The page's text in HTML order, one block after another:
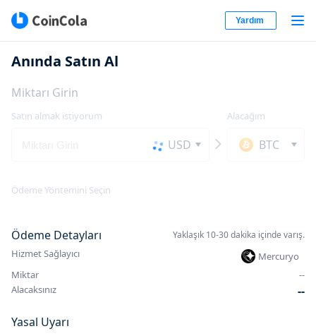
Yardım
Anında Satın Al
Miktarı Girin
Satın almak istiyorum
USD
Alacağım
BTC
Ödeme Yöntemini Seçin
Ödeme Detayları Yaklaşık 10-30 dakika içinde varış.
Hizmet Sağlayıcı
Mercuryo
Miktar
--
Alacaksınız
--
Yasal Uyarı